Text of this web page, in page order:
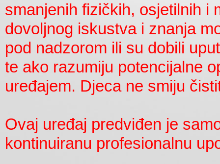
smanjenih fizičkih, osjetilnih i
dovoljnog iskustva i znanja
pod nadzorom ili su dobili
te ako razumiju potencijalne
uređajem. Djeca ne smiju
Ovaj uređaj predviđen je
kontinuiranu profesionalnu